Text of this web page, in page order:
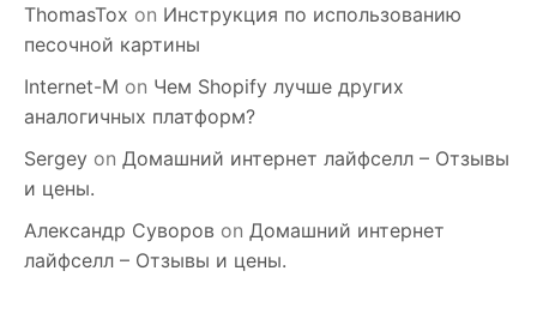
ThomasTox on Инструкция по использованию
песочной картины
Internet-M on Чем Shopify лучше других
аналогичных платформ?
Sergey on Домашний интернет лайфселл – Отзывы
и цены.
Александр Суворов on Домашний интернет
лайфселл – Отзывы и цены.